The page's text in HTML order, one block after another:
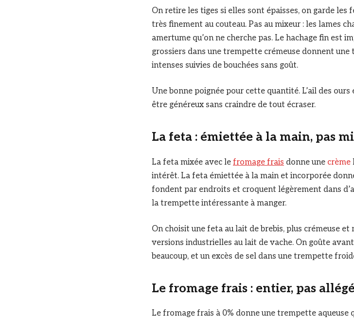
On retire les tiges si elles sont épaisses, on garde les
très finement au couteau. Pas au mixeur : les lames
amertume qu’on ne cherche pas. Le hachage fin est
grossiers dans une trempette crémeuse donnent
intenses suivies de bouchées sans goût.
Une bonne poignée pour cette quantité. L’ail des
être généreux sans craindre de tout écraser.
La feta : émiettée à la main, pas
La feta mixée avec le fromage frais donne une crème
intérêt. La feta émiettée à la main et incorporée
fondent par endroits et croquent légèrement dans
la trempette intéressante à manger.
On choisit une feta au lait de brebis, plus crémeuse
versions industrielles au lait de vache. On goûte
beaucoup, et un excès de sel dans une trempette
Le fromage frais : entier, pas
Le fromage frais à 0% donne une trempette